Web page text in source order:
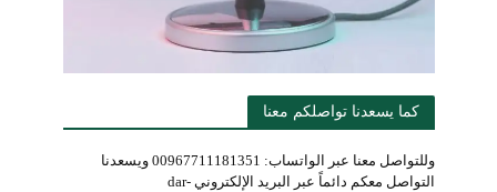
كما يسعدنا تواصلكم معنا
وللتواصل معنا عبر الواتساب: 00967711181351 ويسعدنا
التواصل معكم دائماً عبر البريد الإلكتروني dar-